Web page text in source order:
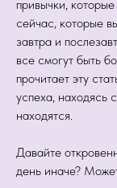
привычки,
сейчас, которые
завтра и
все смогут быть
прочитает эту
успеха, находясь
находятся.
Давайте
день иначе?